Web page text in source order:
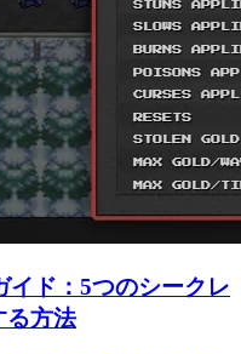
イド：5つのシークレ
る方法